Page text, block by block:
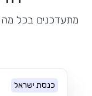
מתעדכנים בכל
כנסת ישראל